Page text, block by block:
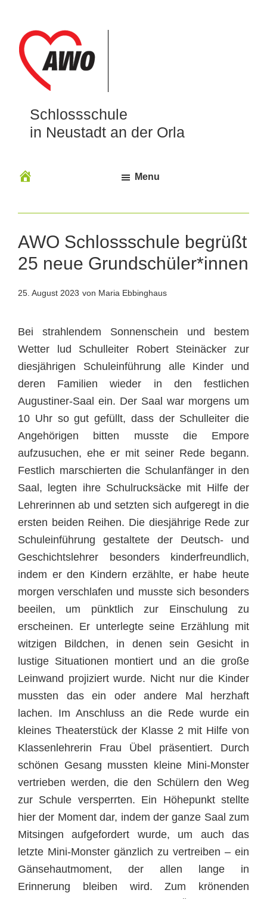
Schlossschule
in Neustadt an der Orla
Menu
AWO Schlossschule begrüßt
25 neue Grundschüler*innen
25. August 2023 von Maria Ebbinghaus
Bei strahlendem Sonnenschein und bestem
Wetter lud Schulleiter Robert Steinäcker zur
diesjährigen Schuleinführung alle Kinder und
deren Familien wieder in den festlichen
Augustiner-Saal ein. Der Saal war morgens um
10 Uhr so gut gefüllt, dass der Schulleiter die
Angehörigen bitten musste die Empore
aufzusuchen, ehe er mit seiner Rede begann.
Festlich marschierten die Schulanfänger in den
Saal, legten ihre Schulrucksäcke mit Hilfe der
Lehrerinnen ab und setzten sich aufgeregt in die
ersten beiden Reihen. Die diesjährige Rede zur
Schuleinführung gestaltete der Deutsch- und
Geschichtslehrer besonders kinderfreundlich,
indem er den Kindern erzählte, er habe heute
morgen verschlafen und musste sich besonders
beeilen, um pünktlich zur Einschulung zu
erscheinen. Er unterlegte seine Erzählung mit
witzigen Bildchen, in denen sein Gesicht in
lustige Situationen montiert und an die große
Leinwand projiziert wurde. Nicht nur die Kinder
mussten das ein oder andere Mal herzhaft
lachen. Im Anschluss an die Rede wurde ein
kleines Theaterstück der Klasse 2 mit Hilfe von
Klassenlehrerin Frau Übel präsentiert. Durch
schönen Gesang mussten kleine Mini-Monster
vertrieben werden, die den Schülern den Weg
zur Schule versperrten. Ein Höhepunkt stellte
hier der Moment dar, indem der ganze Saal zum
Mitsingen aufgefordert wurde, um auch das
letzte Mini-Monster gänzlich zu vertreiben – ein
Gänsehautmoment, der allen lange in
Erinnerung bleiben wird. Zum krönenden